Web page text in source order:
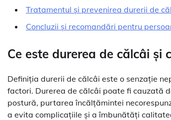
Tratamentul și prevenirea durerii de
Concluzii și recomandări pentru
Ce este durerea de călcâi și
Definiția durerii de călcâi este o senzație
factori. Durerea de călcâi poate fi cauzată
postură, purtarea încălțămintei
a evita complicațiile și a îmbunătăți